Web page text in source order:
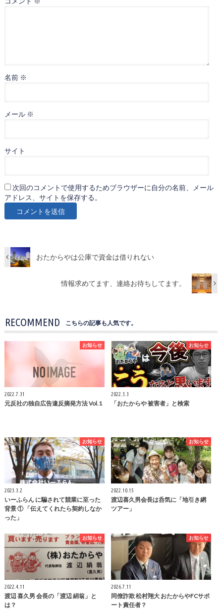
名前 ※
メール ※
サイト
次回のコメントで使用するためブラウザーに自分の名前、メール
アドレス、サイトを保存する。
おたからやは公庫で資金は借りれない
情報求めてます、連絡お待ちしてます。
RECOMMEND こちらの記事も人気です。
お知らせ
2022.7.31
元反社の独自広告違反摘発方法 Vol.1
お知らせ
2022.3.3
「おたからや 被害者」と検索
お知らせ
2023.3.2
いーふらん に騙されて競業に至った
背景 ① 「伝えてくれたら契約しなか
った」
お知らせ
2022.10.15
渡辺喜久男会長は呑気に「地引き網
ツアー」
お知らせ
2022.4.11
渡辺 喜久男 会長の「渡辺 絹翁」と
は？
お知らせ
2026.7.11
同僚詐欺 松村翔大 おたからやFCサポ
ート責任者？